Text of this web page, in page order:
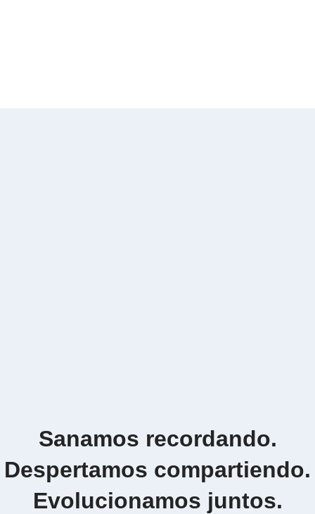
Sanamos recordando.
Despertamos compartiendo.
Evolucionamos juntos.